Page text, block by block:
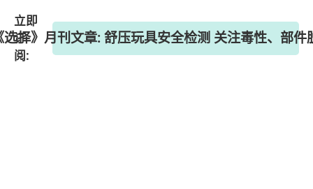
立即
订
阅:
择》月刊文章: 舒压玩具安全检测 关注毒性、部件